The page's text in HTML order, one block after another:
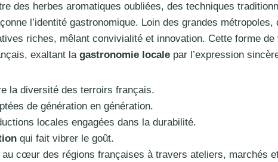
des herbes aromatiques oubliées, des techniques
l’identité gastronomique. Loin des grandes
riches, mêlant convivialité et innovation. Cette forme de
exaltant la gastronomie locale par l’expression
la diversité des terroirs français.
de génération en génération.
locales engagées dans la durabilité.
qui fait vibrer le goût.
au cœur des régions françaises à travers ateliers, marchés